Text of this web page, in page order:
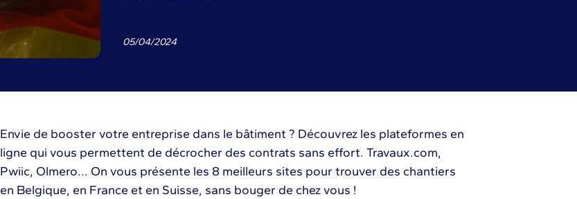
05/04/2024
Envie de booster votre entreprise dans le bâtiment ? Découvrez les plateformes en
ligne qui vous permettent de décrocher des contrats sans effort. Travaux.com,
Pwiic, Olmero... On vous présente les 8 meilleurs sites pour trouver des chantiers
en Belgique, en France et en Suisse, sans bouger de chez vous !